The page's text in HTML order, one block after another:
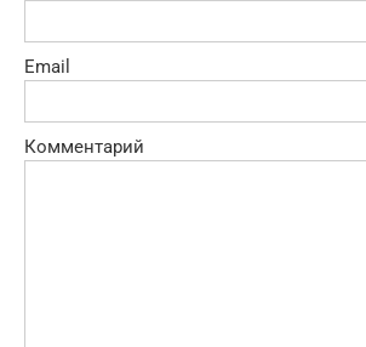
Email
Комментарий